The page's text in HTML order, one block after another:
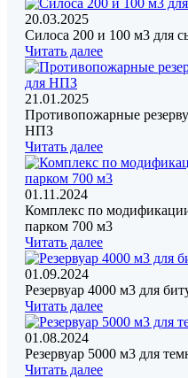
20.03.2025
Силоса 200 и 100 м3 для
Читать далее
21.01.2025
Противопожарные
НПЗ
Читать далее
01.11.2024
Комплекс по
парком 700 м3
Читать далее
01.09.2024
Резервуар 4000 м3 для
Читать далее
01.08.2024
Резервуар 5000 м3 для
Читать далее